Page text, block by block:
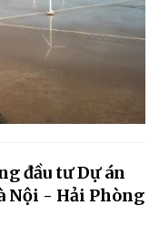
đầu tư Dự án
Nội - Hải Phòng